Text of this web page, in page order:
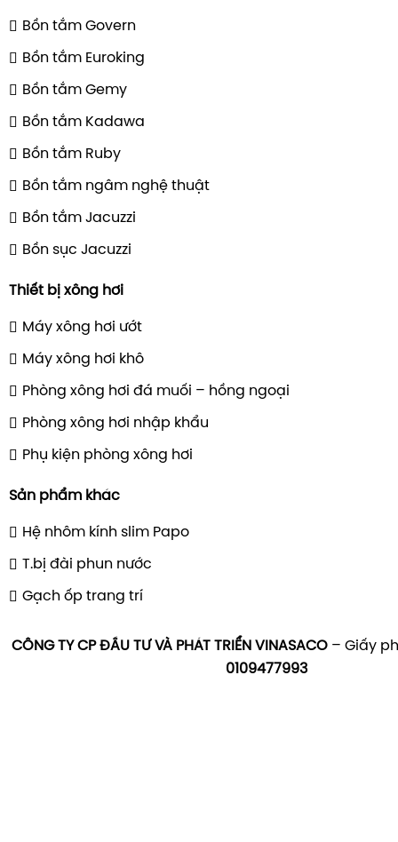
Bồn tắm Govern
Bồn tắm Euroking
Bồn tắm Gemy
Bồn tắm Kadawa
Bồn tắm Ruby
Bồn tắm ngâm nghệ thuật
Bồn tắm Jacuzzi
Bồn sục Jacuzzi
Thiết bị xông hơi
Máy xông hơi ướt
Máy xông hơi khô
Phòng xông hơi đá muối – hồng ngoại
Phòng xông hơi nhập khẩu
Phụ kiện phòng xông hơi
Sản phẩm khác
Hệ nhôm kính slim Papo
T.bị đài phun nước
Gạch ốp trang trí
CÔNG TY CP ĐẦU TƯ VÀ PHÁT TRIỂN VINASACO – Giấy
0109477993